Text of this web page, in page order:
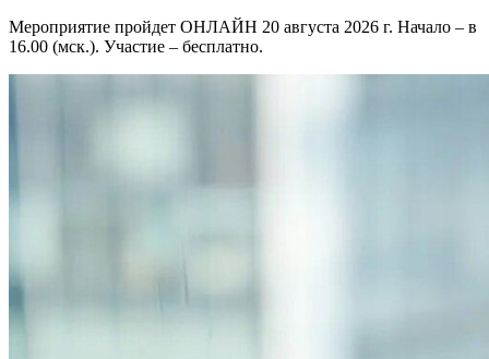
Мероприятие пройдет ОНЛАЙН 20 августа 2026 г. Начало – в
16.00 (мск.). Участие – бесплатно.